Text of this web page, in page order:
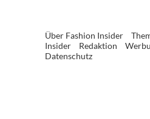
Über Fashion Insider
Insider
Redaktion
Datenschutz